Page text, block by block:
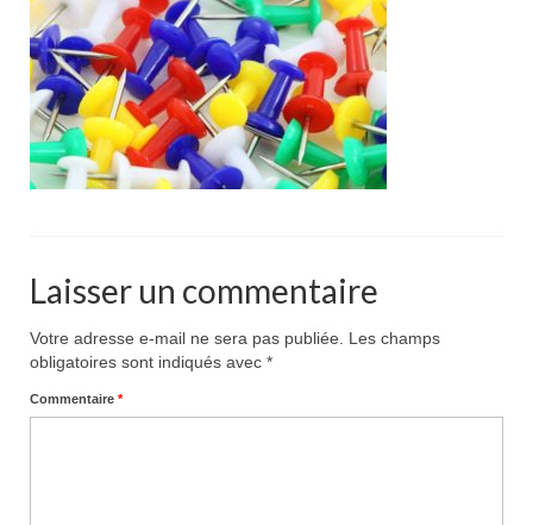
Pour acheter
Contact
Laisser un commentaire
Votre adresse e-mail ne sera pas publiée.
Les champs
obligatoires sont indiqués avec *
Commentaire *